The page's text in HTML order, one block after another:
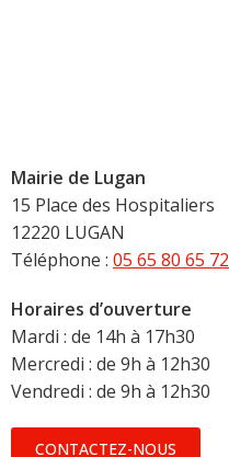
Mairie de Lugan
15 Place des Hospitaliers
12220 LUGAN
Téléphone : 05 65 80 65 72
Horaires d’ouverture
Mardi : de 14h à 17h30
Mercredi : de 9h à 12h30
Vendredi : de 9h à 12h30
CONTACTEZ-NOUS